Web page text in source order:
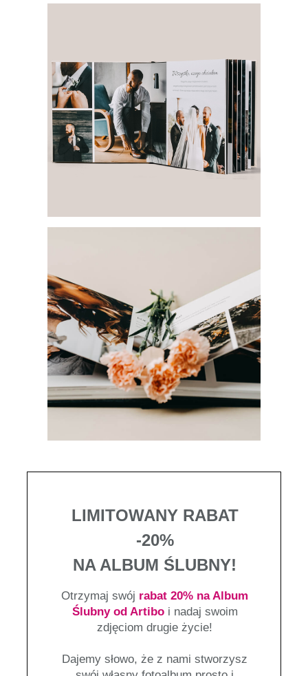
LIMITOWANY RABAT
-20%
NA ALBUM ŚLUBNY!
Otrzymaj swój rabat 20% na Album
Ślubny od Artiboi nadaj swoim
zdjęciom drugie życie!
Dajemy słowo, że z nami stworzysz